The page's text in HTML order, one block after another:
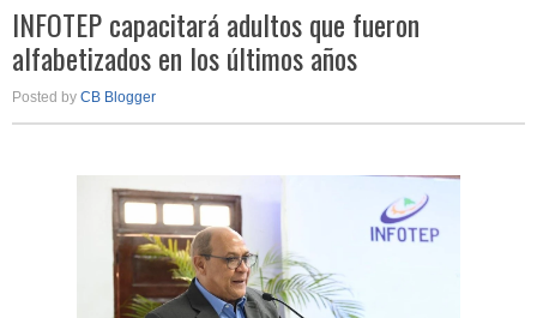
INFOTEP capacitará adultos que fueron
alfabetizados en los últimos años
Posted by CB Blogger